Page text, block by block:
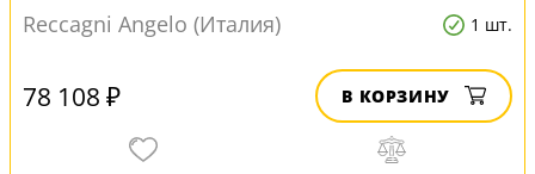
Reccagni Angelo (Италия) 1 шт.
78 108 ₽ В КОРЗИНУ